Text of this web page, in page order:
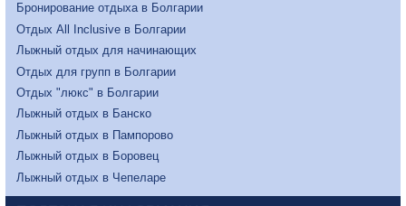
Бронирование отдыха в Болгарии
Отдых All Inclusive в Болгарии
Лыжный отдых для начинающих
Отдых для групп в Болгарии
Отдых "люкс" в Болгарии
Лыжный отдых в Банско
Лыжный отдых в Пампорово
Лыжный отдых в Боровец
Лыжный отдых в Чепеларе